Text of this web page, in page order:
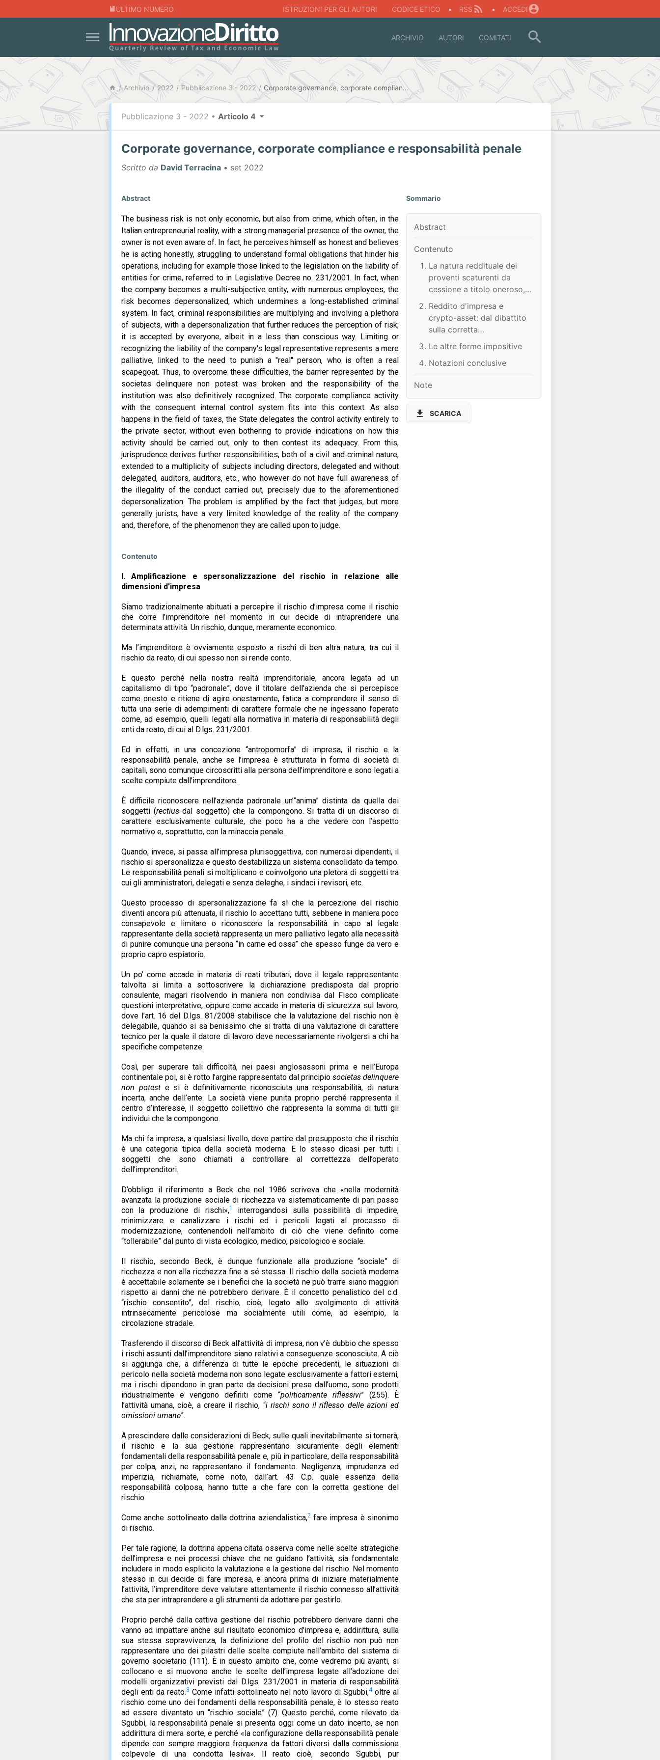
ULTIMO NUMERO ISTRUZIONI PER GLI AUTORI CODICE ETICO • RSS • ACCEDI
ARCHIVIO AUTORI COMITATI
Archivio 2022 Pubblicazione 3 - 2022 Corporate governance, corporate compliance e responsabilità penale
Pubblicazione 3 - 2022 • Articolo 4
Corporate governance, corporate compliance e responsabilità penale
Scritto da David Terracina • set 2022
Abstract
The business risk is not only economic, but also from crime, which often, in the
Italian entrepreneurial reality, with a strong managerial presence of the owner, the
owner is not even aware of. In fact, he perceives himself as honest and believes
he is acting honestly, struggling to understand formal obligations that hinder his
operations, including for example those linked to the legislation on the liability of
entities for crime, referred to in Legislative Decree no. 231/2001. In fact, when
the company becomes a multi-subjective entity, with numerous employees, the
risk becomes depersonalized, which undermines a long-established criminal
system. In fact, criminal responsibilities are multiplying and involving a plethora
of subjects, with a depersonalization that further reduces the perception of risk;
it is accepted by everyone, albeit in a less than conscious way. Limiting or
recognizing the liability of the company's legal representative represents a mere
palliative, linked to the need to punish a "real" person, who is often a real
scapegoat. Thus, to overcome these difficulties, the barrier represented by the
societas delinquere non potest was broken and the responsibility of the
institution was also definitively recognized. The corporate compliance activity
with the consequent internal control system fits into this context. As also
happens in the field of taxes, the State delegates the control activity entirely to
the private sector, without even bothering to provide indications on how this
activity should be carried out, only to then contest its adequacy. From this,
jurisprudence derives further responsibilities, both of a civil and criminal nature,
extended to a multiplicity of subjects including directors, delegated and without
delegated, auditors, auditors, etc., who however do not have full awareness of
the illegality of the conduct carried out, precisely due to the aforementioned
depersonalization. The problem is amplified by the fact that judges, but more
generally jurists, have a very limited knowledge of the reality of the company
and, therefore, of the phenomenon they are called upon to judge.
Contenuto
I. Amplificazione e spersonalizzazione del rischio in relazione alle
dimensioni d’impresa
Siamo tradizionalmente abituati a percepire il rischio d’impresa come il rischio
che corre l’imprenditore nel momento in cui decide di intraprendere una
determinata attività. Un rischio, dunque, meramente economico.
Ma l’imprenditore è ovviamente esposto a rischi di ben altra natura, tra cui il
rischio da reato, di cui spesso non si rende conto.
E questo perché nella nostra realtà imprenditoriale, ancora legata ad un
capitalismo di tipo “padronale”, dove il titolare dell’azienda che si percepisce
come onesto e ritiene di agire onestamente, fatica a comprendere il senso di
tutta una serie di adempimenti di carattere formale che ne ingessano l’operato
come, ad esempio, quelli legati alla normativa in materia di responsabilità degli
enti da reato, di cui al D.lgs. 231/2001.
Ed in effetti, in una concezione “antropomorfa” di impresa, il rischio e la
responsabilità penale, anche se l’impresa è strutturata in forma di società di
capitali, sono comunque circoscritti alla persona dell’imprenditore e sono legati a
scelte compiute dall’imprenditore.
È difficile riconoscere nell’azienda padronale un’”anima” distinta da quella dei
soggetti (rectiusdal soggetto) che la compongono. Si tratta di un discorso di
carattere esclusivamente culturale, che poco ha a che vedere con l’aspetto
normativo e, soprattutto, con la minaccia penale.
Quando, invece, si passa all’impresa plurisoggettiva, con numerosi dipendenti, il
rischio si spersonalizza e questo destabilizza un sistema consolidato da tempo.
Le responsabilità penali si moltiplicano e coinvolgono una pletora di soggetti tra
cui gli amministratori, delegati e senza deleghe, i sindaci i revisori, etc.
Questo processo di spersonalizzazione fa sì che la percezione del rischio
diventi ancora più attenuata, il rischio lo accettano tutti, sebbene in maniera poco
consapevole e limitare o riconoscere la responsabilità in capo al legale
rappresentante della società rappresenta un mero palliativo legato alla necessità
di punire comunque una persona “in carne ed ossa” che spesso funge da vero e
proprio capro espiatorio.
Un po’ come accade in materia di reati tributari, dove il legale rappresentante
talvolta si limita a sottoscrivere la dichiarazione predisposta dal proprio
consulente, magari risolvendo in maniera non condivisa dal Fisco complicate
questioni interpretative, oppure come accade in materia di sicurezza sul lavoro,
dove l’art. 16 del D.lgs. 81/2008 stabilisce che la valutazione del rischio non è
delegabile, quando si sa benissimo che si tratta di una valutazione di carattere
tecnico per la quale il datore di lavoro deve necessariamente rivolgersi a chi ha
specifiche competenze.
Così, per superare tali difficoltà, nei paesi anglosassoni prima e nell’Europa
continentale poi, si è rotto l’argine rappresentato dal principiosocietas delinquere
non poteste si è definitivamente riconosciuta una responsabilità, di natura
incerta, anche dell’ente. La società viene punita proprio perché rappresenta il
centro d’interesse, il soggetto collettivo che rappresenta la somma di tutti gli
individui che la compongono.
Ma chi fa impresa, a qualsiasi livello, deve partire dal presupposto che il rischio
è una categoria tipica della società moderna. E lo stesso dicasi per tutti i
soggetti che sono chiamati a controllare al correttezza dell’operato
dell’imprenditori.
D’obbligo il riferimento a Beck che nel 1986 scriveva che «nella modernità
avanzata la produzione sociale di ricchezza va sistematicamente di pari passo
con la produzione di rischi»,1
interrogandosi sulla possibilità di impedire,
minimizzare e canalizzare i rischi ed i pericoli legati al processo di
modernizzazione, contenendoli nell’ambito di ciò che viene definito come
“tollerabile” dal punto di vista ecologico, medico, psicologico e sociale.
Il rischio, secondo Beck, è dunque funzionale alla produzione “sociale” di
ricchezza e non alla ricchezza fine a sé stessa. Il rischio della società moderna
è accettabile solamente se i benefici che la società ne può trarre siano maggiori
rispetto ai danni che ne potrebbero derivare. È il concetto penalistico del c.d.
“rischio consentito”, del rischio, cioè, legato allo svolgimento di attività
intrinsecamente pericolose ma socialmente utili come, ad esempio, la
circolazione stradale.
Trasferendo il discorso di Beck all’attività di impresa, non v’è dubbio che spesso
i rischi assunti dall’imprenditore siano relativi a conseguenze sconosciute. A ciò
si aggiunga che, a differenza di tutte le epoche precedenti, le situazioni di
pericolo nella società moderna non sono legate esclusivamente a fattori esterni,
ma i rischi dipendono in gran parte da decisioni prese dall’uomo, sono prodotti
industrialmente e vengono definiti come “politicamente riflessivi” (255). È
l’attività umana, cioè, a creare il rischio, “i rischi sono il riflesso delle azioni ed
omissioni umane”.
A prescindere dalle considerazioni di Beck, sulle quali inevitabilmente si tornerà,
il rischio e la sua gestione rappresentano sicuramente degli elementi
fondamentali della responsabilità penale e, più in particolare, della responsabilità
per colpa, anzi, ne rappresentano il fondamento. Negligenza, imprudenza ed
imperizia, richiamate, come noto, dall’art. 43 C.p. quale essenza della
responsabilità colposa, hanno tutte a che fare con la corretta gestione del
rischio.
Come anche sottolineato dalla dottrina aziendalistica,2fare impresa è sinonimo
di rischio.
Per tale ragione, la dottrina appena citata osserva come nelle scelte strategiche
dell’impresa e nei processi chiave che ne guidano l’attività, sia fondamentale
includere in modo esplicito la valutazione e la gestione del rischio. Nel momento
stesso in cui decide di fare impresa, e ancora prima di iniziare materialmente
l’attività, l’imprenditore deve valutare attentamente il rischio connesso all’attività
che sta per intraprendere e gli strumenti da adottare per gestirlo.
Proprio perché dalla cattiva gestione del rischio potrebbero derivare danni che
vanno ad impattare anche sul risultato economico d’impresa e, addirittura, sulla
sua stessa sopravvivenza, la definizione del profilo del rischio non può non
rappresentare uno dei pilastri delle scelte compiute nell’ambito del sistema di
governo societario (111). È in questo ambito che, come vedremo più avanti, si
collocano e si muovono anche le scelte dell’impresa legate all’adozione dei
modelli organizzativi previsti dal D.lgs. 231/2001 in materia di responsabilità
degli enti da reato.3 Come infatti sottolineato nel noto lavoro di Sgubbi,4oltre al
rischio come uno dei fondamenti della responsabilità penale, è lo stesso reato
ad essere diventato un “rischio sociale” (7). Questo perché, come rilevato da
Sgubbi, la responsabilità penale si presenta oggi come un dato incerto, se non
addirittura di mera sorte, e perché «la configurazione della responsabilità penale
dipende con sempre maggiore frequenza da fattori diversi dalla commissione
colpevole di una condotta lesiva». Il reato cioè, secondo Sgubbi, pur
Sommario
Abstract
Contenuto
La natura reddituale dei
proventi scaturenti da
cessione a titolo oneroso,
permuta o detenzione di
crypto-asset nel reddito
delle persone fisiche non
Reddito d'impresa e
crypto-asset: dal dibattito
sulla corretta
rappresentazione in
bilancio delle cripto-attività
a talune gravi lacune della
Le altre forme impositive
Notazioni conclusive
Note
SCARICA